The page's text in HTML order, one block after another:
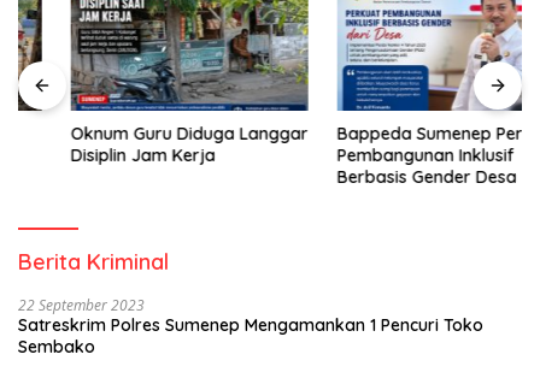
Oknum Guru Diduga Langgar
Disiplin Jam Kerja
Bappeda Sumenep Perkuat
Pembangunan Inklusif
Berbasis Gender Desa
Berita Kriminal
22 September 2023
Satreskrim Polres Sumenep Mengamankan 1 Pencuri Toko
Sembako